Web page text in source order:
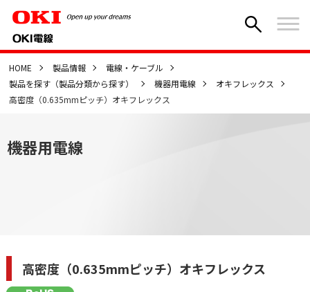
HOME 製品情報
電線・ケーブル
製品を探す（製品分類から探す）
機器用電線
オキフレックス
高密度（0.635mmピッチ）オキフレックス
機器用電線
高密度（0.635mmピッチ）オキフレックス